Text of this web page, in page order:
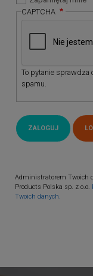
CAPTCHA
To pytanie sprawdza
spamu.
Administratorem Twoich
Products Polska sp. z o.o.
Twoich danych.